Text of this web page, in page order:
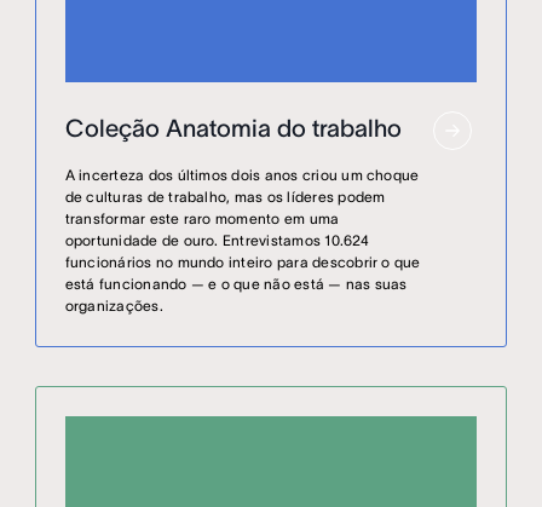
Coleção Anatomia do trabalho
A incerteza dos últimos dois anos criou um choque
de culturas de trabalho, mas os líderes podem
transformar este raro momento em uma
oportunidade de ouro. Entrevistamos 10.624
funcionários no mundo inteiro para descobrir o que
está funcionando — e o que não está — nas suas
organizações.